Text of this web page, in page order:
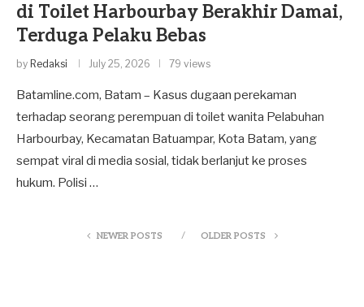
di Toilet Harbourbay Berakhir Damai,
Terduga Pelaku Bebas
by Redaksi July 25, 2026 79 views
Batamline.com, Batam – Kasus dugaan perekaman
terhadap seorang perempuan di toilet wanita Pelabuhan
Harbourbay, Kecamatan Batuampar, Kota Batam, yang
sempat viral di media sosial, tidak berlanjut ke proses
hukum. Polisi …
NEWER POSTS OLDER POSTS